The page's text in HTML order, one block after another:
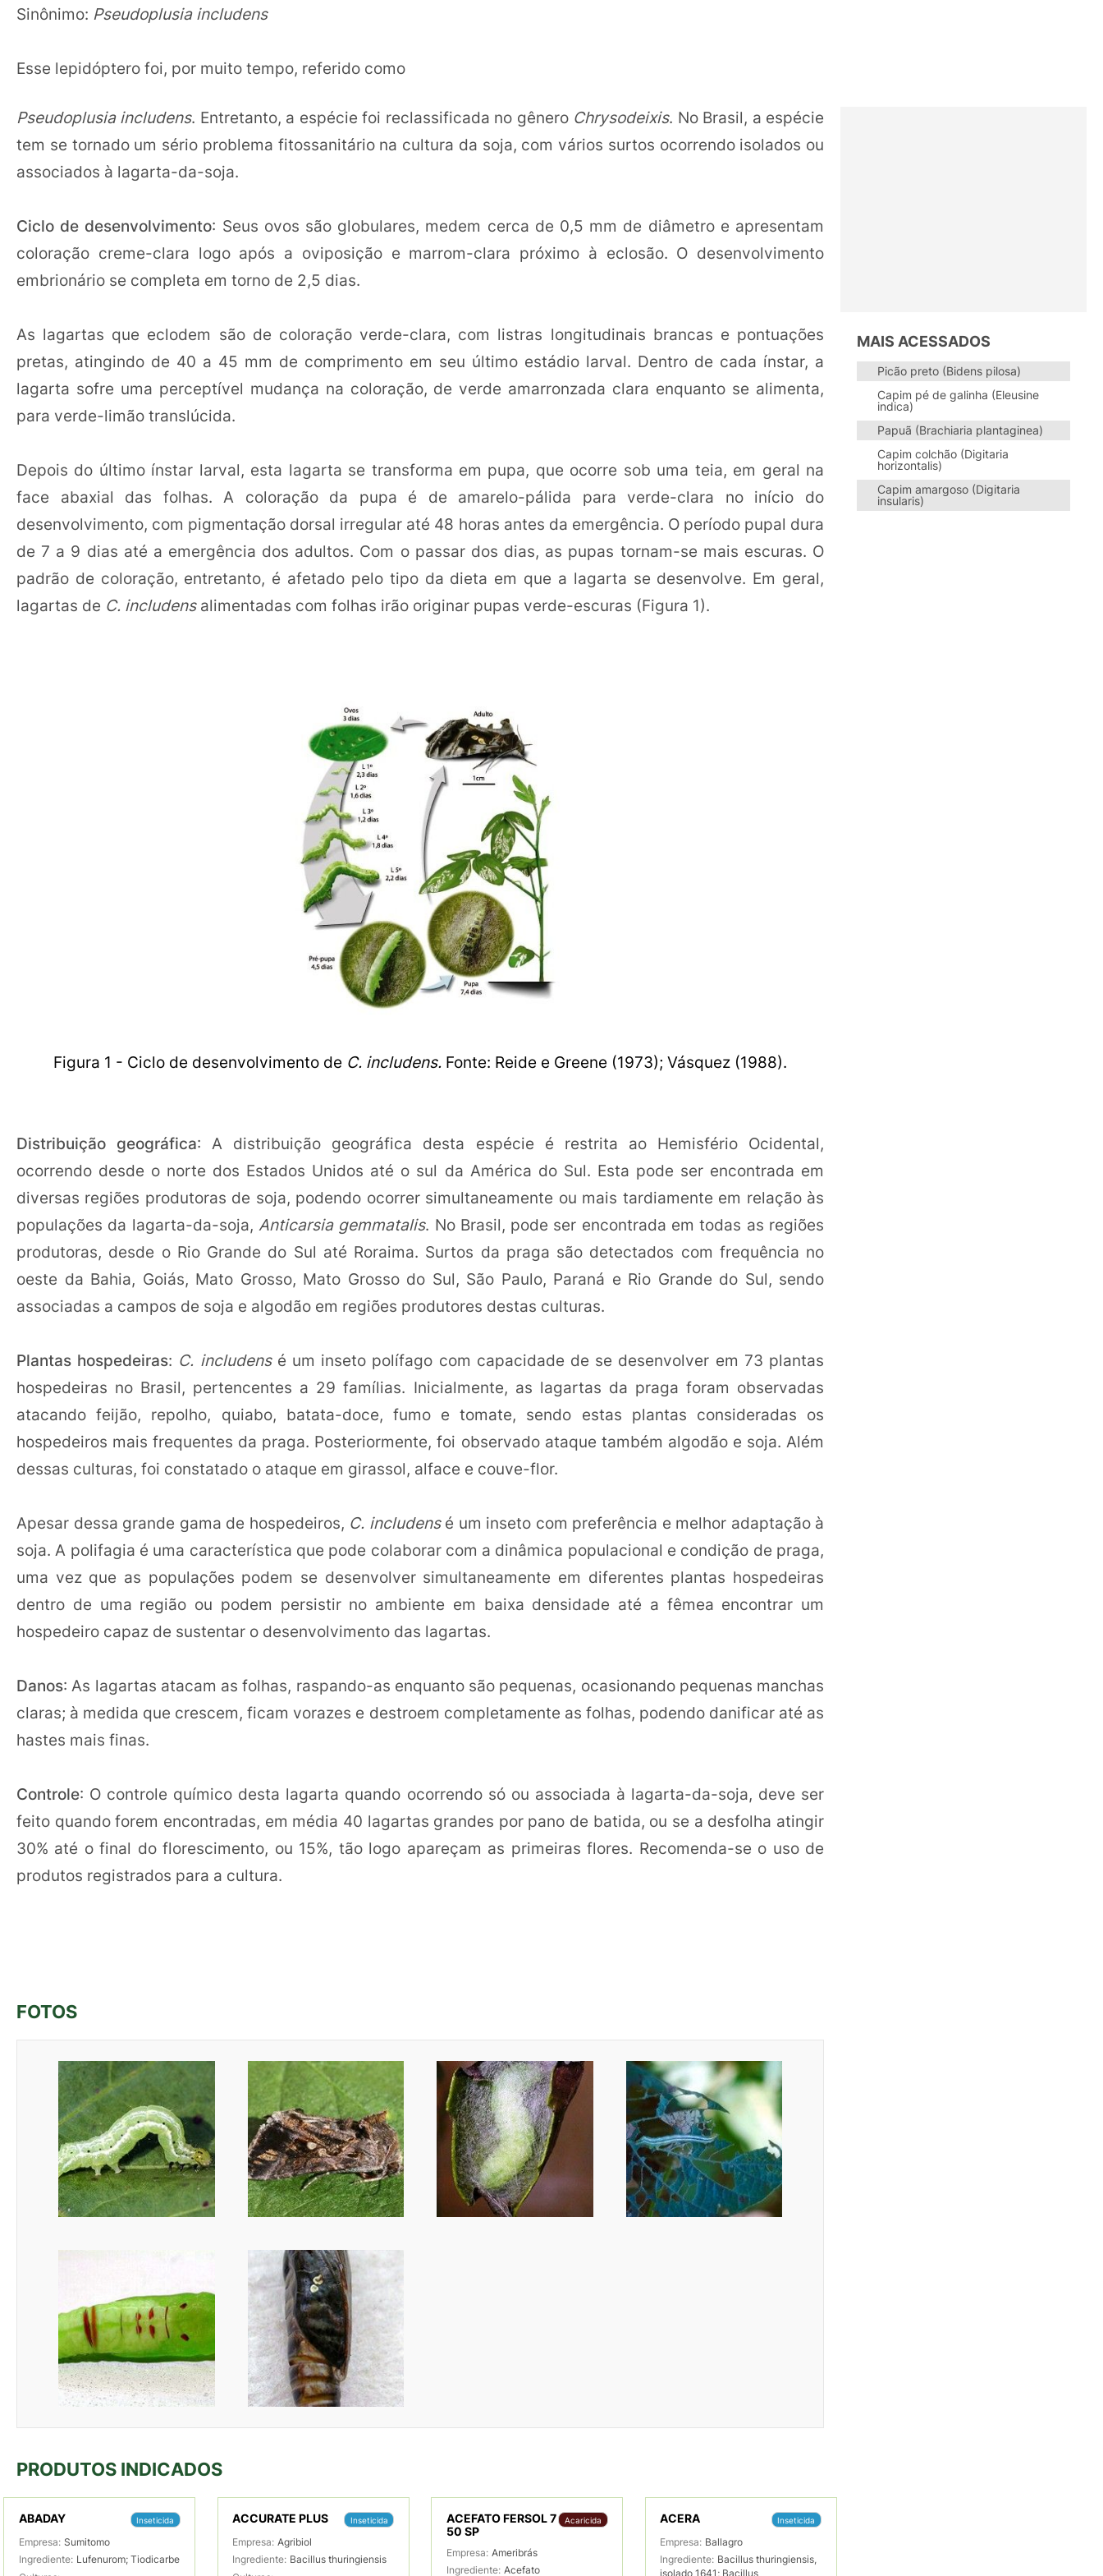
Sinônimo: Pseudoplusia includens
Esse lepidóptero foi, por muito tempo, referido como
Pseudoplusia includens. Entretanto, a espécie foi reclassificada no gênero Chrysodeixis. No Brasil, a espécie
tem se tornado um sério problema fitossanitário na cultura da soja, com vários surtos ocorrendo isolados ou
associados à lagarta-da-soja.
Ciclo de desenvolvimento: Seus ovos são globulares, medem cerca de 0,5 mm de diâmetro e apresentam
coloração creme-clara logo após a oviposição e marrom-clara próximo à eclosão. O desenvolvimento
embrionário se completa em torno de 2,5 dias.
As lagartas que eclodem são de coloração verde-clara, com listras longitudinais brancas e pontuações
pretas, atingindo de 40 a 45 mm de comprimento em seu último estádio larval. Dentro de cada ínstar, a
lagarta sofre uma perceptível mudança na coloração, de verde amarronzada clara enquanto se alimenta,
para verde-limão translúcida.
Depois do último ínstar larval, esta lagarta se transforma em pupa, que ocorre sob uma teia, em geral na
face abaxial das folhas. A coloração da pupa é de amarelo-pálida para verde-clara no início do
desenvolvimento, com pigmentação dorsal irregular até 48 horas antes da emergência. O período pupal dura
de 7 a 9 dias até a emergência dos adultos. Com o passar dos dias, as pupas tornam-se mais escuras. O
padrão de coloração, entretanto, é afetado pelo tipo da dieta em que a lagarta se desenvolve. Em geral,
lagartas de C. includensalimentadas com folhas irão originar pupas verde-escuras (Figura 1).
Figura 1 - Ciclo de desenvolvimento de C. includens. Fonte: Reide e Greene (1973); Vásquez (1988).
Distribuição geográfica: A distribuição geográfica desta espécie é restrita ao Hemisfério Ocidental,
ocorrendo desde o norte dos Estados Unidos até o sul da América do Sul. Esta pode ser encontrada em
diversas regiões produtoras de soja, podendo ocorrer simultaneamente ou mais tardiamente em relação às
populações da lagarta-da-soja, Anticarsia gemmatalis. No Brasil, pode ser encontrada em todas as regiões
produtoras, desde o Rio Grande do Sul até Roraima. Surtos da praga são detectados com frequência no
oeste da Bahia, Goiás, Mato Grosso, Mato Grosso do Sul, São Paulo, Paraná e Rio Grande do Sul, sendo
associadas a campos de soja e algodão em regiões produtores destas culturas.
Plantas hospedeiras: C. includensé um inseto polífago com capacidade de se desenvolver em 73 plantas
hospedeiras no Brasil, pertencentes a 29 famílias. Inicialmente, as lagartas da praga foram observadas
atacando feijão, repolho, quiabo, batata-doce, fumo e tomate, sendo estas plantas consideradas os
hospedeiros mais frequentes da praga. Posteriormente, foi observado ataque também algodão e soja. Além
dessas culturas, foi constatado o ataque em girassol, alface e couve-flor.
Apesar dessa grande gama de hospedeiros, C. includensé um inseto com preferência e melhor adaptação à
soja. A polifagia é uma característica que pode colaborar com a dinâmica populacional e condição de praga,
uma vez que as populações podem se desenvolver simultaneamente em diferentes plantas hospedeiras
dentro de uma região ou podem persistir no ambiente em baixa densidade até a fêmea encontrar um
hospedeiro capaz de sustentar o desenvolvimento das lagartas.
Danos: As lagartas atacam as folhas, raspando-as enquanto são pequenas, ocasionando pequenas manchas
claras; à medida que crescem, ficam vorazes e destroem completamente as folhas, podendo danificar até as
hastes mais finas.
Controle: O controle químico desta lagarta quando ocorrendo só ou associada à lagarta-da-soja, deve ser
feito quando forem encontradas, em média 40 lagartas grandes por pano de batida, ou se a desfolha atingir
30% até o final do florescimento, ou 15%, tão logo apareçam as primeiras flores. Recomenda-se o uso de
produtos registrados para a cultura.
FOTOS
PRODUTOS INDICADOS
ABADAY Inseticida
Empresa: Sumitomo
Ingrediente: Lufenurom; Tiodicarbe
ACCURATE PLUS Inseticida
Empresa: Agribiol
Ingrediente: Bacillus thuringiensis
ACEFATO FERSOL 7
50 SP
Acaricida
Empresa: Ameribrás
Ingrediente: Acefato
ACERA Inseticida
Empresa: Ballagro
Ingrediente: Bacillus thuringiensis,
isolado 1641; Bacillus
MAIS ACESSADOS
Picão preto (Bidens pilosa)
Capim pé de galinha (Eleusine
indica)
Papuã (Brachiaria plantaginea)
Capim colchão (Digitaria
horizontalis)
Capim amargoso (Digitaria
insularis)